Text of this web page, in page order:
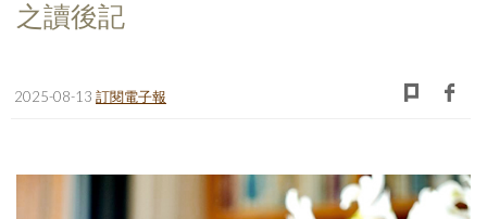
旅遊集
之讀後記
2025-08-13 訂閱電子報